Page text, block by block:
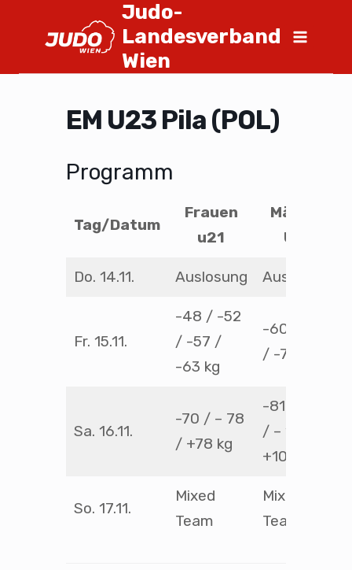
Judo-
Landesverband
Wien
EM U23 Pila (POL)
Programm
Tag/Datum
Frauen
u21
Männer
U21
Do. 14.11. Auslosung Auslosung
Fr. 15.11.
-48 / -52
/ -57 /
-63 kg
-60 / -66
/ -73 kg
Sa. 16.11.
-70 / – 78
/ +78 kg
-81 / -90
/ – 100 /
+100 kg
So. 17.11.
Mixed
Team
Mixed
Team